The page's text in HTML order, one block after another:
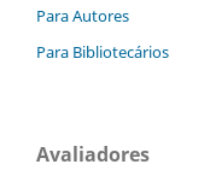
Para Autores
Para Bibliotecários
Avaliadores